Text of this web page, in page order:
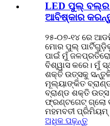
LED ପୁଲ୍ ବଲ୍‌ର
ଆବିଷ୍କାର
୨୫-୦୭-୧୪ ରେ
ମୋର ପୁଲ୍
ପାଇଁ ମୁଁ
ବିଶ୍ୱାସ କରେ। ମୁଁ
ଶକ୍ତି ଉତ୍ସକୁ
ମୂଲ୍ୟାଙ୍କିତ
ବ୍ରାଣ୍ଡ ଶକ୍ତି
ଫ୍ରଣ୍ଟଗେଟ୍ ଗ୍ଲୋ
ମହମବତୀ ପ୍ରିମିୟମ୍
ଅଧିକ ପଢ଼ନ୍ତୁ